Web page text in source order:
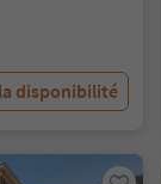
disponibilité